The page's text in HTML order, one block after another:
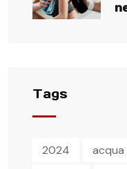
Tags
2024 acqua